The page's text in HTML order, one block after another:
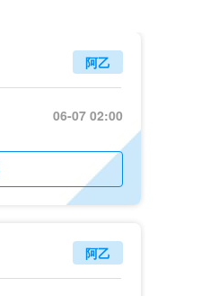
阿乙
06-07 02:00
阿乙